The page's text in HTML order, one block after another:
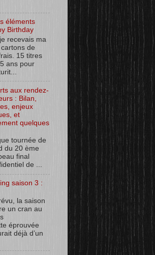
éléments
Birthday
recevais ma
de
15 titres
ans pour
aux rendez-
: Bilan,
enjeux
et
quelques
tournée de
du 20 ème
final
de ...
saison 3 :
la saison
un cran au
éprouvée
déjà d’un